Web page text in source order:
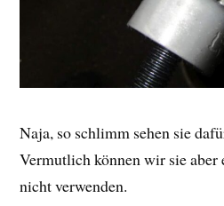
Naja, so schlimm sehen sie
Vermutlich können wir sie aber
nicht verwenden.